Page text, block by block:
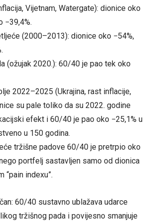
Vijetnam, Watergate): dionice oko
−39,4%.
(2000–2013): dionice oko −54%,
(ožujak 2020.): 60/40 je pao tek oko
2022–2025 (Ukrajina, rast inflacije,
su pale toliko da su 2022. godine
efekt i 60/40 je pao oko −25,1% u
u 150 godina.
tržišne padove 60/40 je pretrpio oko
nego portfelj sastavljen samo od dionica
“pain indexu”.
60/40 sustavno ublažava udarce
tržišnog pada i povijesno smanjuje